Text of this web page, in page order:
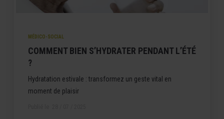
MÉDICO-SOCIAL
COMMENT BIEN S’HYDRATER PENDANT L’ÉTÉ
?
Hydratation estivale : transformez un geste vital en
moment de plaisir